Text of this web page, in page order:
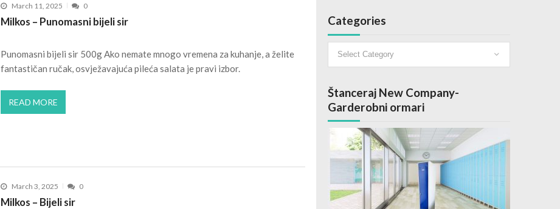
March 11, 2025 0
Milkos – Punomasni bijeli sir
Punomasni bijeli sir 500g Ako nemate mnogo vremena za kuhanje, a želite
fantastičan ručak, osvježavajuća pileća salata je pravi izbor.
READ MORE
March 3, 2025 0
Milkos – Bijeli sir
Categories
Štanceraj New Company-
Garderobni ormari